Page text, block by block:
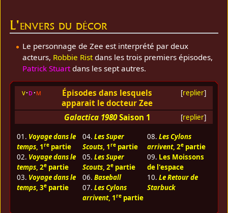
L'envers du décor
Le personnage de Zee est interprété par deux
acteurs, Robbie Ristdans les trois premiers épisodes,
Patrick Stuartdans les sept autres.
[replier]
v d m
Épisodes dans lesquels
apparait le docteur Zee
[replier]
Galactica 1980 Saison 1
01. Voyage dans le
temps, 1repartie
02. Voyage dans le
temps, 2epartie
03. Voyage dans le
temps, 3epartie
04. Les Super
Scouts, 1repartie
05. Les Super
Scouts, 2epartie
06. Baseball
07. Les Cylons
arrivent, 1repartie
08. Les Cylons
arrivent, 2epartie
09. Les Moissons
de l'espace
10. Le Retour de
Starbuck